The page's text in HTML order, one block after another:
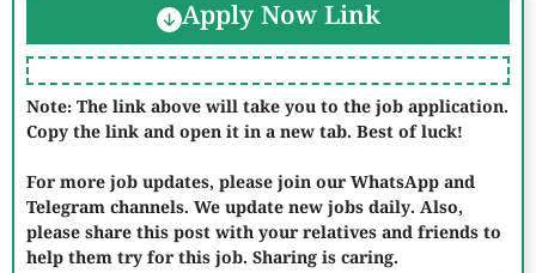
Apply Now Link
Note: The link above will take you to the job application.
Copy the link and open it in a new tab. Best of luck!
For more job updates, please join our WhatsApp and
Telegram channels. We update new jobs daily. Also,
please share this post with your relatives and friends to
help them try for this job. Sharing is caring.